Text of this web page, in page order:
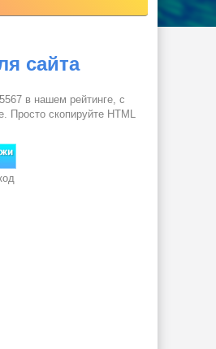
сайта
в нашем рейтинге, с
Просто скопируйте HTML